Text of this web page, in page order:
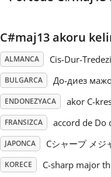
Svenska
Tiếng Việt
Türkçe
C#maj13 akoru
ALMANCA Cis-Dur-
BULGARCA До-диез
ENDONEZYACA akor C-
FRANSIZCA accord de Do
JAPONCA Cシャープ メジ
KORECE C-sharp major